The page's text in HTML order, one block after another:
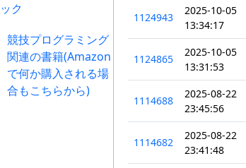
ック
競技プログラミング
関連の書籍(Amazon
で何か購入される場
合もこちらから)
1124943
2025-10-05
13:34:17
1124865
2025-10-05
13:31:53
1114688
2025-08-22
23:45:56
1114682
2025-08-22
23:41:48